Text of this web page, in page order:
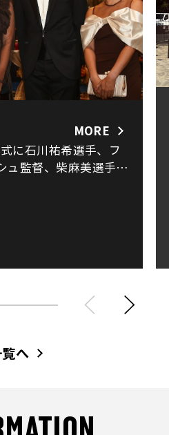
MORE
に石川祐希選手、フ
ュ監督、柴麻美選手と
へ